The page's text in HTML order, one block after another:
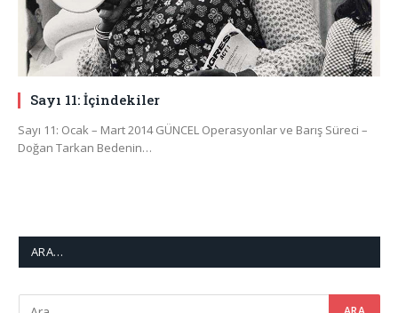
Sayı 11: İçindekiler
Sayı 11: Ocak – Mart 2014 GÜNCEL Operasyonlar ve Barış Süreci –
Doğan Tarkan Bedenin…
ARA…